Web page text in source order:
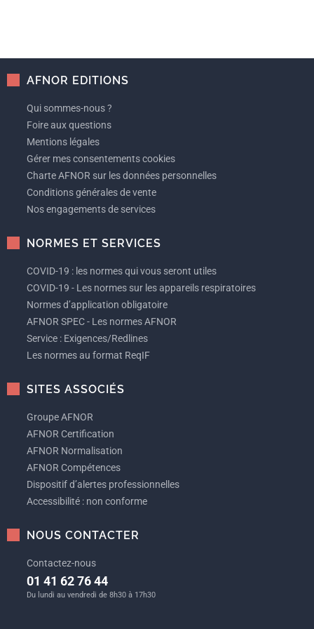
AFNOR EDITIONS
Qui sommes-nous ?
Foire aux questions
Mentions légales
Gérer mes consentements cookies
Charte AFNOR sur les données personnelles
Conditions générales de vente
Nos engagements de services
NORMES ET SERVICES
COVID-19 : les normes qui vous seront utiles
COVID-19 - Les normes sur les appareils respiratoires
Normes d’application obligatoire
AFNOR SPEC - Les normes AFNOR
Service : Exigences/Redlines
Les normes au format ReqIF
SITES ASSOCIÉS
Groupe AFNOR
AFNOR Certification
AFNOR Normalisation
AFNOR Compétences
Dispositif d’alertes professionnelles
Accessibilité : non conforme
NOUS CONTACTER
Contactez-nous
01 41 62 76 44
Du lundi au vendredi de 8h30 à 17h30